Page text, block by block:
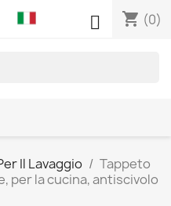
shopping_cart (0)

Il Lavaggio
Tappeto
per la cucina, antiscivolo